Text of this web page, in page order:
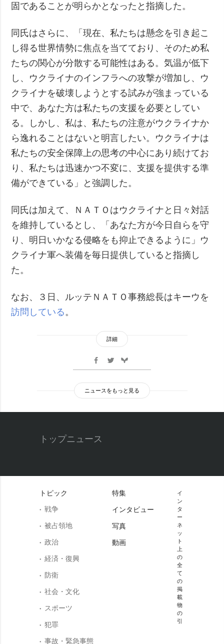
固であることが明らかとなったと指摘した。
同氏はさらに、「現在、私たちは懸念を引き起こ
し得る世界情勢に焦点を当てており、そのため私
たちの関心が分散する可能性はある。気温が低下
し、ウクライナのインフラへの攻撃が増加し、ウ
クライナを破壊しようとする試みが強まっている
中で、あなた方は私たちの支援を必要としてい
る。しかし、私は、私たちの注意がウクライナか
ら逸れることはないと明言したい。ウクライナは
私たちの安全保障上の思考の中心にあり続けてお
り、私たちは迅速かつ不変に、支援を提供する準
備ができている」と強調した。
同氏は加えて、ＮＡＴＯはウクライナと日々対話
を維持しているとし、「あなた方が今日自らを守
り、明日いかなる侵略をも抑止できるように」ウ
クライナ軍へ装備を毎日提供していると指摘し
た。
なお、３日、ルッテＮＡＴＯ事務総長はキーウを
訪問している 。
詳細
ニュースをもっと見る
トップニュース
トピック
戦争
被占領地
政治
経済・復興
防衛
社会・文化
スポーツ
犯罪
事故・緊急事態
特集
インタビュー
写真
動画
イ
ン
タ
ー
ネ
ッ
ト
上
の
全
て
の
掲
載
物
の
引